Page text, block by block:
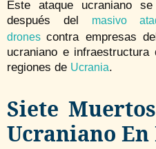
Este ataque ucraniano
después del
masivo
dronescontra empresas
ucraniano e
regiones de Ucrania.
Siete
Ucraniano En